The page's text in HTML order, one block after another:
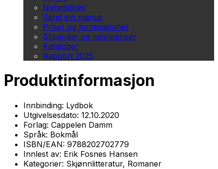
Nyhetsbrev
Send inn manus
Priser og nominasjoner
Stipender og minnepriser
Kataloger
Rapport 2025
Produktinformasjon
Innbinding: Lydbok
Utgivelsesdato: 12.10.2020
Forlag: Cappelen Damm
Språk: Bokmål
ISBN/EAN: 9788202702779
Innlest av: Erik Fosnes Hansen
Kategorier: Skjønnlitteratur, Romaner